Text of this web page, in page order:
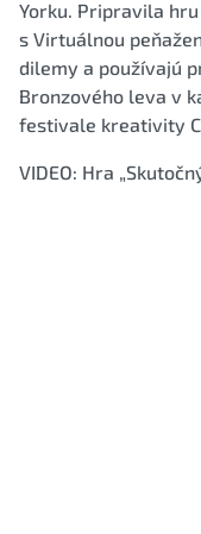
Yorku. Pripravila
s Virtuálnou
dilemy a používajú
Bronzového leva v
festivale kreativity
VIDEO: Hra